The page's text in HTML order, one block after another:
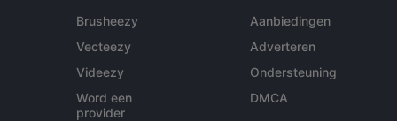
Brusheezy
Vecteezy
Videezy
Word een
provider
Aanbiedingen
Adverteren
Ondersteuning
DMCA